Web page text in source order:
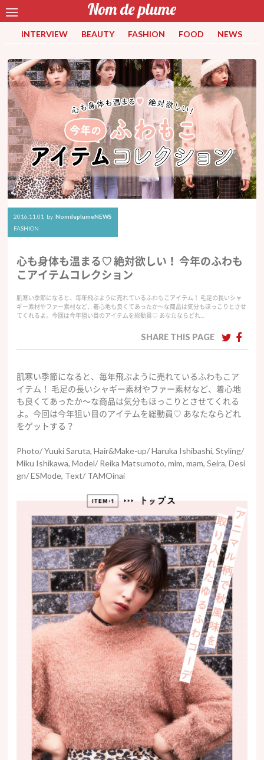
INTERVIEW BEAUTY FASHION FOOD NEWS
2016.11.01 by NomdeplumeNEWS
FASHION
心も身体も温まる♡ 絶対欲しい！ 今年のふわも
こアイテムコレクション
肌寒い季節になると、毎年飛ぶように売れているふわもこアイテム！ 毛足の長いシャ
ギー素材やファー素材など、着心地も良くてあったか〜な商品は気分もほっこりとさせ
てくれるよ。今回は今年狙い目のアイテムを総動員♡ あなたならどれ…
SHARE THIS PAGE
肌寒い季節になると、毎年飛ぶように売れているふわもこア
イテム！ 毛足の長いシャギー素材やファー素材など、着心地
も良くてあったか〜な商品は気分もほっこりとさせてくれる
よ。今回は今年狙い目のアイテムを総動員♡ あなたならどれ
をゲットする？
Photo/ Yuuki Saruta, Hair&Make-up/ Haruka Ishibashi, Styling/
Miku Ishikawa, Model/ Reika Matsumoto, mim, mam, Seira, Desi
gn/ ESMode, Text/ TAMOinai